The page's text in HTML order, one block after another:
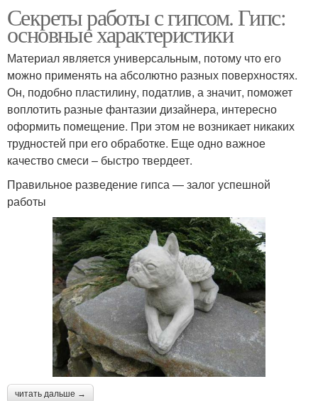
Секреты работы с гипсом. Гипс:
основные характеристики
Материал является универсальным, потому что его
можно применять на абсолютно разных поверхностях.
Он, подобно пластилину, податлив, а значит, поможет
воплотить разные фантазии дизайнера, интересно
оформить помещение. При этом не возникает никаких
трудностей при его обработке. Еще одно важное
качество смеси – быстро твердеет.
Правильное разведение гипса — залог успешной
работы
читать дальше →